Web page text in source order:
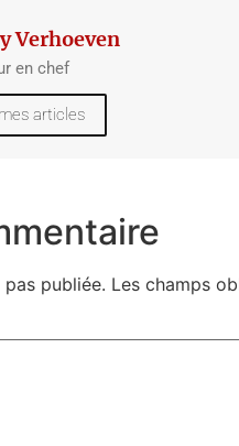
Verhoeven
en chef
articles
publiée. Les champs